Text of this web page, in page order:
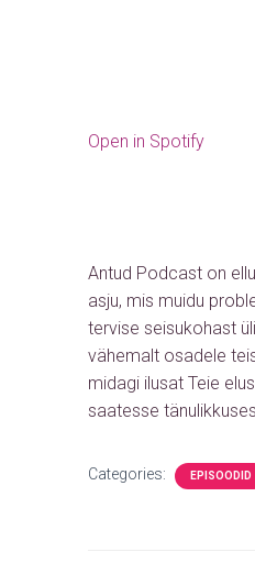
Open in Spotify
Antud Podcast on
asju, mis muidu
tervise seisukohast
vähemalt osadele
midagi ilusat Teie
saatesse
Categories: EPISOODID